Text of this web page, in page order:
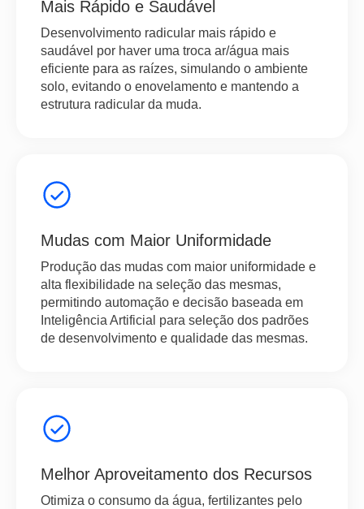
Mais Rápido e Saudável
Desenvolvimento radicular mais rápido e
saudável por haver uma troca ar/água mais
eficiente para as raízes, simulando o ambiente
solo, evitando o enovelamento e mantendo a
estrutura radicular da muda.
Mudas com Maior Uniformidade
Produção das mudas com maior uniformidade e
alta flexibilidade na seleção das mesmas,
permitindo automação e decisão baseada em
Inteligência Artificial para seleção dos padrões
de desenvolvimento e qualidade das mesmas.
Melhor Aproveitamento dos Recursos
Otimiza o consumo da água, fertilizantes pelo